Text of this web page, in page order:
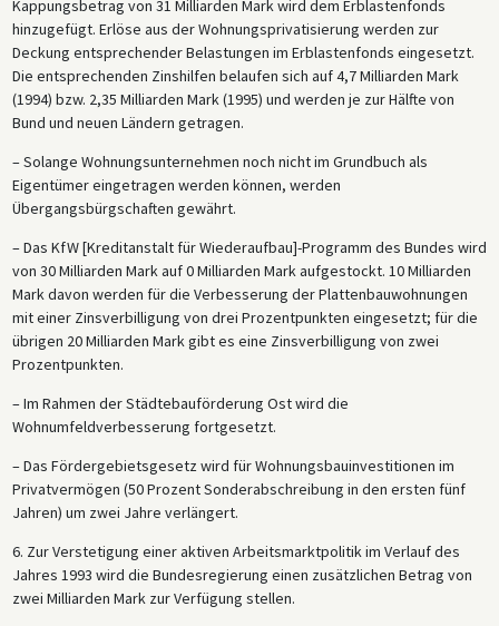
Kappungsbetrag von 31 Milliarden Mark wird dem Erblastenfonds
hinzugefügt. Erlöse aus der Wohnungsprivatisierung werden zur
Deckung entsprechender Belastungen im Erblastenfonds eingesetzt.
Die entsprechenden Zinshilfen belaufen sich auf 4,7 Milliarden Mark
(1994) bzw. 2,35 Milliarden Mark (1995) und werden je zur Hälfte von
Bund und neuen Ländern getragen.
– Solange Wohnungsunternehmen noch nicht im Grundbuch als
Eigentümer eingetragen werden können, werden
Übergangsbürgschaften gewährt.
– Das KfW [Kreditanstalt für Wiederaufbau]-Programm des Bundes wird
von 30 Milliarden Mark auf 0 Milliarden Mark aufgestockt. 10 Milliarden
Mark davon werden für die Verbesserung der Plattenbauwohnungen
mit einer Zinsverbilligung von drei Prozentpunkten eingesetzt; für die
übrigen 20 Milliarden Mark gibt es eine Zinsverbilligung von zwei
Prozentpunkten.
– Im Rahmen der Städtebauförderung Ost wird die
Wohnumfeldverbesserung fortgesetzt.
– Das Fördergebietsgesetz wird für Wohnungsbauinvestitionen im
Privatvermögen (50 Prozent Sonderabschreibung in den ersten fünf
Jahren) um zwei Jahre verlängert.
6. Zur Verstetigung einer aktiven Arbeitsmarktpolitik im Verlauf des
Jahres 1993 wird die Bundesregierung einen zusätzlichen Betrag von
zwei Milliarden Mark zur Verfügung stellen.